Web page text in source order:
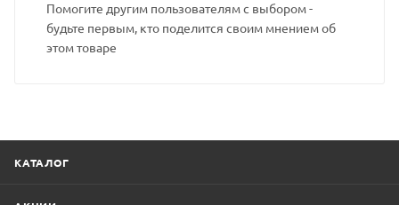
Помогите другим пользователям с выбором -
будьте первым, кто поделится своим мнением об
этом товаре
КАТАЛОГ